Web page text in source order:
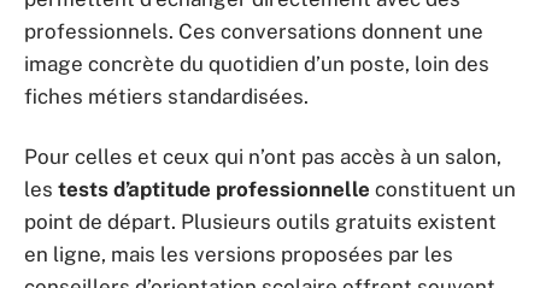
professionnels. Ces conversations donnent une
image concrète du quotidien d’un poste, loin des
fiches métiers standardisées.
Pour celles et ceux qui n’ont pas accès à un salon,
les tests d’aptitude professionnelle constituent un
point de départ. Plusieurs outils gratuits existent
en ligne, mais les versions proposées par les